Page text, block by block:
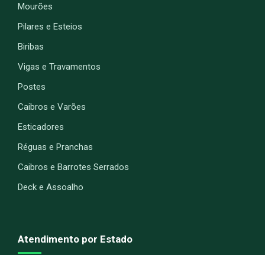
Mourões
Pilares e Esteios
Biribas
Vigas e Travamentos
Postes
Caibros e Varões
Esticadores
Réguas e Pranchas
Caibros e Barrotes Serrados
Deck e Assoalho
Atendimento por Estado